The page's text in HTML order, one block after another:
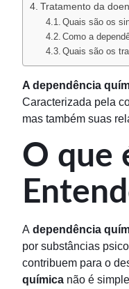
Tratamento da
Quais são os
Como a
Quais são os
A dependência
Caracterizada pela
mas também suas
O que
A dependência
por substâncias
contribuem para o
química não é